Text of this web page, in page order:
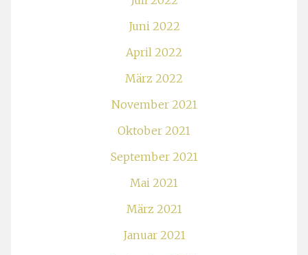
Juni 2022
April 2022
März 2022
November 2021
Oktober 2021
September 2021
Mai 2021
März 2021
Januar 2021